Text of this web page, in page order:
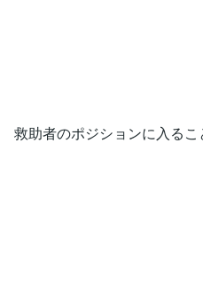
救助者のポジションに入るこ